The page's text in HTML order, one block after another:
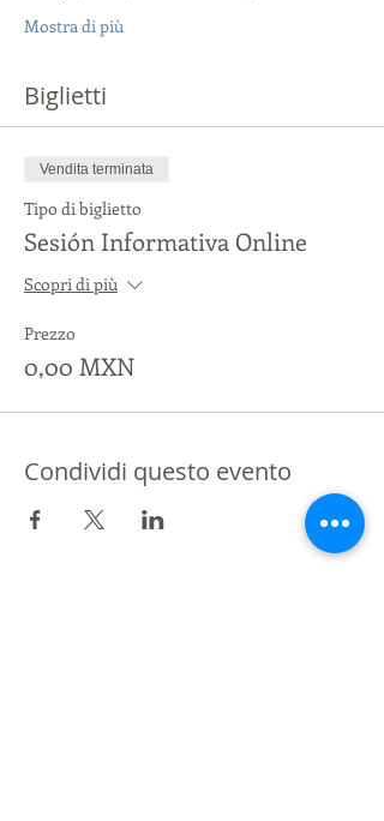
Mostra di più
Biglietti
Vendita terminata
Tipo di biglietto
Sesión Informativa Online
Scopri di più
Prezzo
0,00 MXN
Condividi questo evento